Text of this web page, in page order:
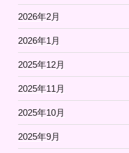
2026年2月
2026年1月
2025年12月
2025年11月
2025年10月
2025年9月